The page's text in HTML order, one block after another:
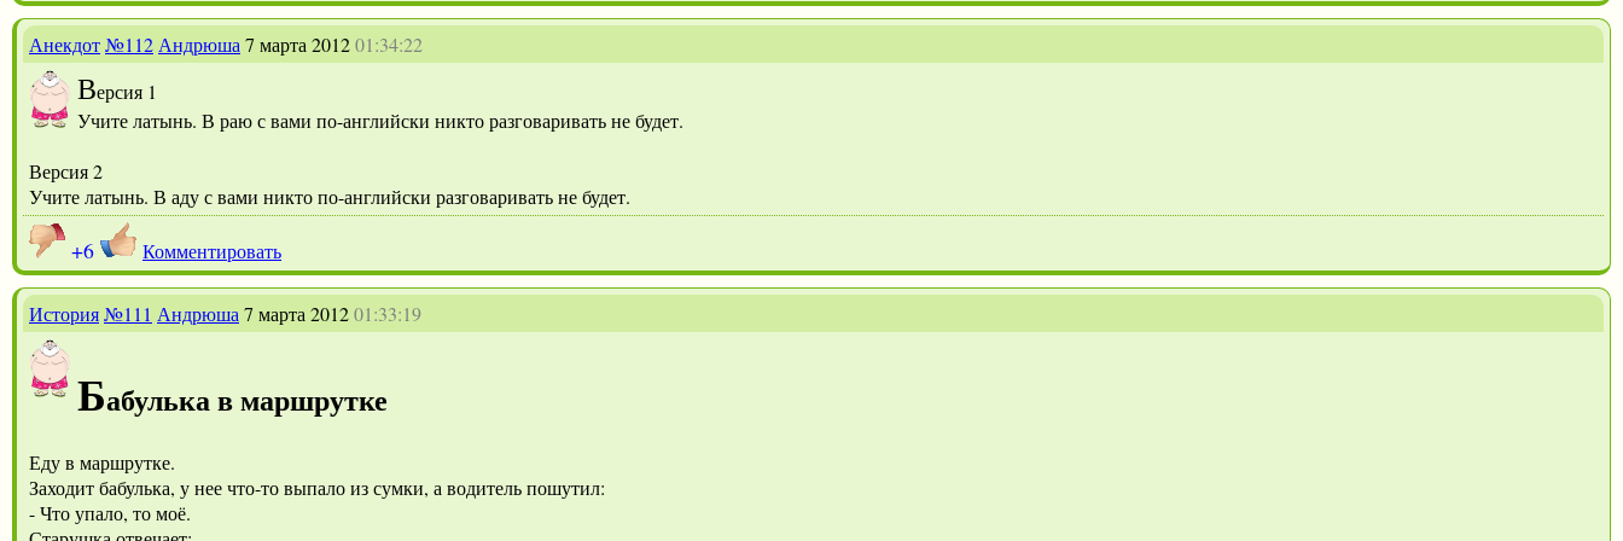
Анекдот№112 Андрюша 7 марта 201201:34:22
Версия 1
Учите латынь. В раю с вами по-английски никто разговаривать не будет.
Версия 2
Учите латынь. В аду с вами никто по-английски разговаривать не будет.
+6 Комментировать
История№111 Андрюша 7 марта 201201:33:19
Бабулька в маршрутке
Еду в маршрутке.
Заходит бабулька, у нее что-то выпало из сумки, а водитель пошутил:
- Что упало, то моё.